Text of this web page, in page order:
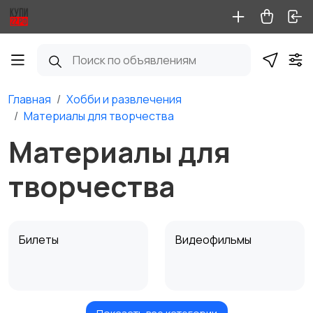
Главная
Хобби и развлечения
Материалы для творчества
Материалы для
творчества
Билеты Видеофильмы